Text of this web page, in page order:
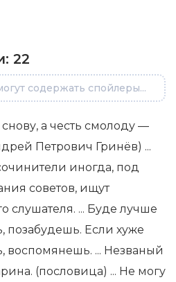
22
содержать спойлеры...
а честь смолоду —
Петрович Гринёв) ...
иногда, под
советов, ищут
слушателя. ... Буде лучше
позабудешь. Если хуже
воспомянешь. ... Незваный
(пословица) ... Не могу